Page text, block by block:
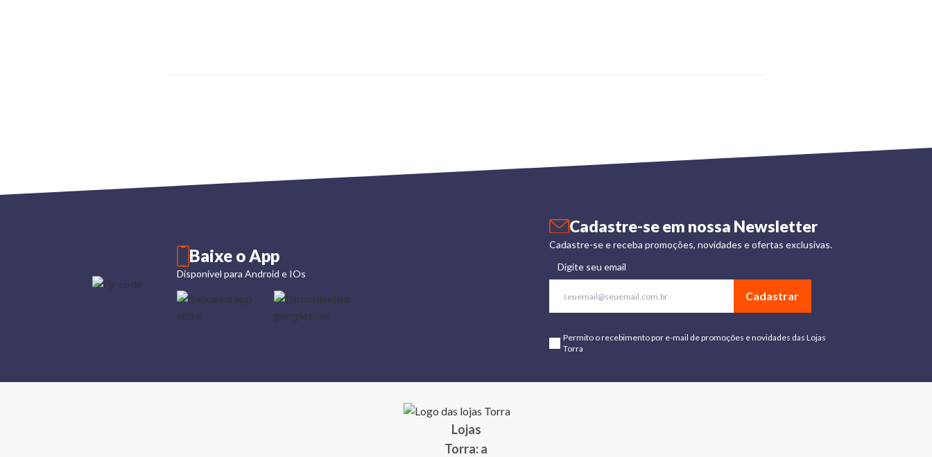
Cadastre-se em nossa Newsletter
Cadastre-se e receba promoções, novidades e ofertas exclusivas.
Digite seu email
Cadastrar
Permito o recebimento por e-mail de promoções e novidades das Lojas
Torra
Baixe o App
Disponível para Android e IOs
Lojas
Torra: a